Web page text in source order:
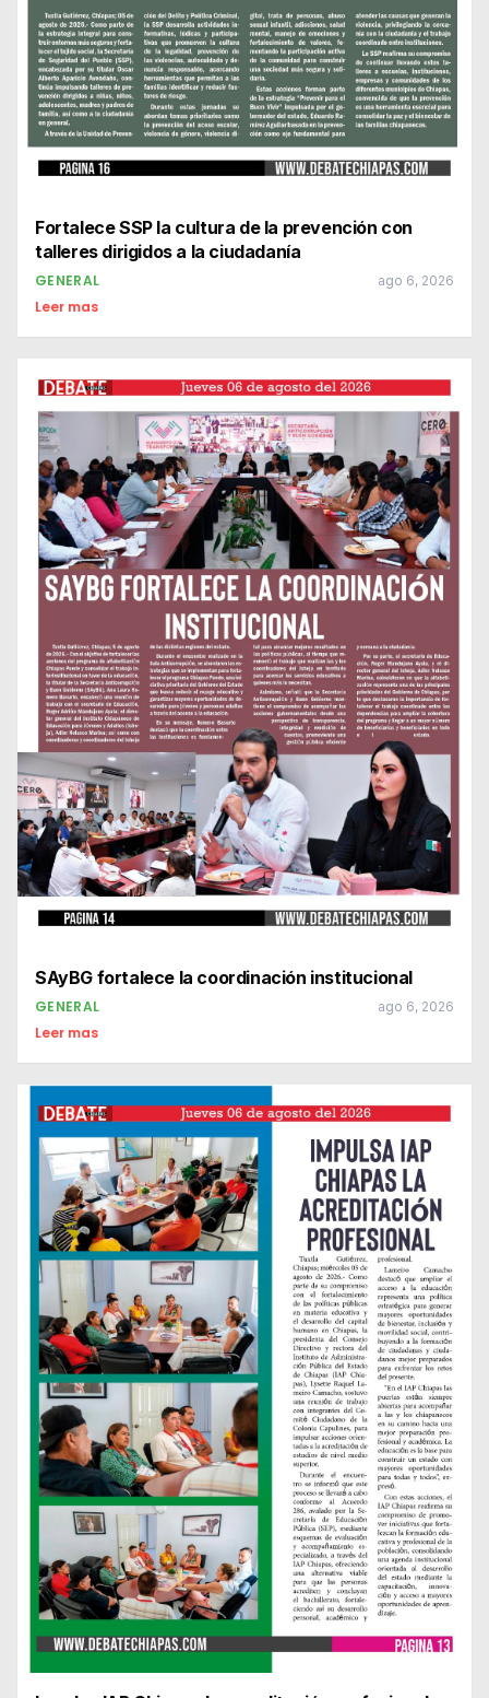
Fortalece SSP la cultura de la prevención con
talleres dirigidos a la ciudadanía
GENERAL ago 6, 2026
Leer mas
SAyBG fortalece la coordinación institucional
GENERAL ago 6, 2026
Leer mas